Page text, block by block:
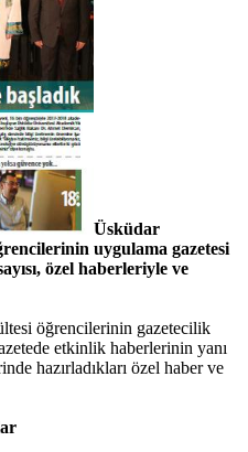
Üsküdar
uygulama gazetesi
özel haberleriyle ve
öğrencilerinin gazetecilik
etkinlik haberlerinin yanı
hazırladıkları özel haber ve